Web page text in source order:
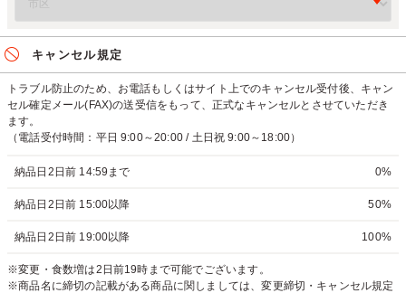
キャンセル規定
トラブル防止のため、お電話もしくはサイト上でのキャンセル受付後、キャン
セル確定メール(FAX)の送受信をもって、正式なキャンセルとさせていただき
ます。
（電話受付時間：平日 9:00～20:00 / 土日祝 9:00～18:00）
納品日2日前 14:59まで 0%
納品日2日前 15:00以降 50%
納品日2日前 19:00以降 100%
※変更・食数増は2日前19時まで可能でございます。
※商品名に締切の記載がある商品に関しましては、変更締切・キャンセル規定